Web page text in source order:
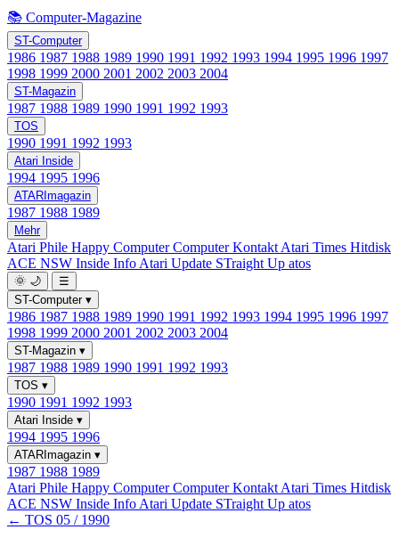
📚 Computer-Magazine
ST-Computer
1986 1987 1988 1989 1990 1991 1992 1993 1994 1995 1996 1997
1998 1999 2000 2001 2002 2003 2004
ST-Magazin
1987 1988 1989 1990 1991 1992 1993
TOS
1990 1991 1992 1993
Atari Inside
1994 1995 1996
ATARImagazin
1987 1988 1989
Mehr
Atari Phile Happy ComputerComputer Kontakt Atari Times Hitdisk
ACE NSW Inside Info Atari Update STraight Up atos
🌞 🌙
☰
ST-Computer ▾
1986 1987 1988 1989 1990 1991 1992 1993 1994 1995 1996 1997
1998 1999 2000 2001 2002 2003 2004
ST-Magazin ▾
1987 1988 1989 1990 1991 1992 1993
TOS ▾
1990 1991 1992 1993
Atari Inside ▾
1994 1995 1996
ATARImagazin ▾
1987 1988 1989
Atari Phile Happy ComputerComputer Kontakt Atari Times Hitdisk
ACE NSW Inside Info Atari Update STraight Up atos
← TOS 05 / 1990